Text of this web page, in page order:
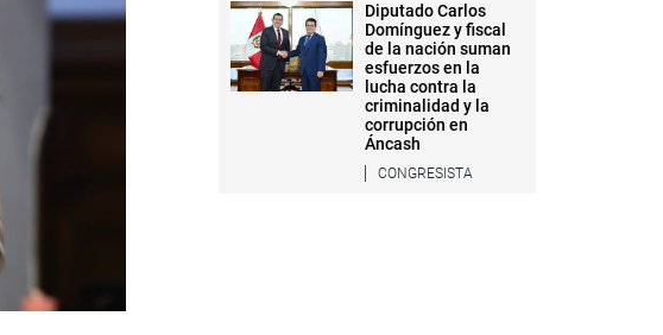
Diputado Carlos
Domínguez y fiscal
de la nación suman
esfuerzos en la
lucha contra la
criminalidad y la
corrupción en
Áncash
CONGRESISTA